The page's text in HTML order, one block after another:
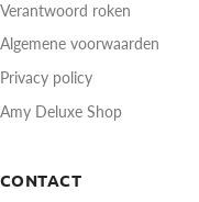
Verantwoord roken
Algemene voorwaarden
Privacy policy
Amy Deluxe Shop
CONTACT